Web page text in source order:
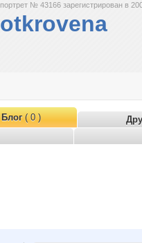
портрет № 43166 зарегистрирован в
otkrovena
Блог( 0 )